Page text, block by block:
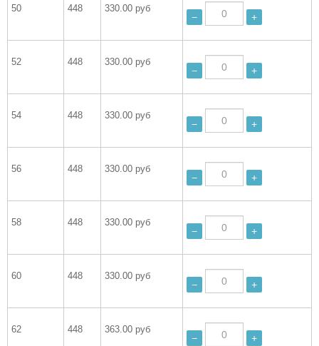
50 448 330.00 руб
− +
52 448 330.00 руб
− +
54 448 330.00 руб
− +
56 448 330.00 руб
− +
58 448 330.00 руб
− +
60 448 330.00 руб
− +
62 448 363.00 руб
− +